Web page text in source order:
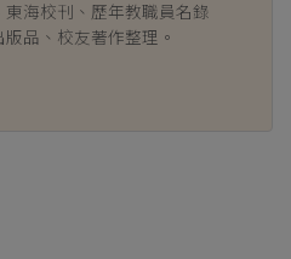
海校刊、歷年教職員名錄
品、校友著作整理。